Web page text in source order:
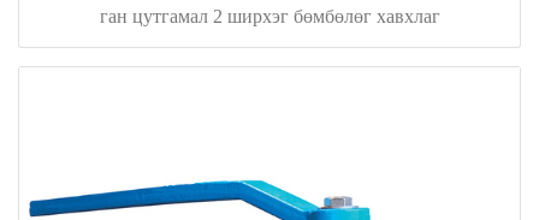
ган цутгамал 2 ширхэг бөмбөлөг хавхлаг